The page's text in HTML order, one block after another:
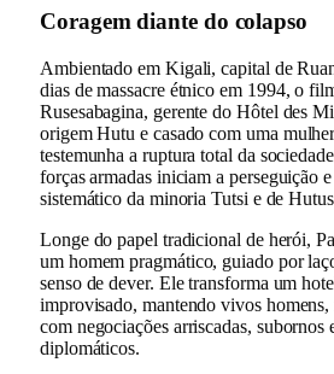
Coragem diante do colapso
Ambientado em Kigali, capital de
dias de massacre étnico em 1994, o
Rusesabagina, gerente do Hôtel des
origem Hutu e casado com uma
testemunha a ruptura total da
forças armadas iniciam a perseguição
sistemático da minoria Tutsi e de
Longe do papel tradicional de herói,
um homem pragmático, guiado por
senso de dever. Ele transforma um
improvisado, mantendo vivos homens,
com negociações arriscadas, subornos
diplomáticos.